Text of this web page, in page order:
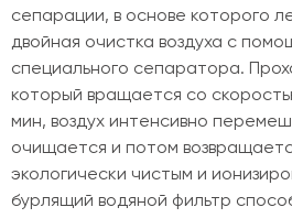
сепарации, в основе которого
двойная очистка воздуха с
специального сепаратора.
который вращается со
мин, воздух интенсивно
очищается и потом
экологически чистым и
бурлящий водяной фильтр